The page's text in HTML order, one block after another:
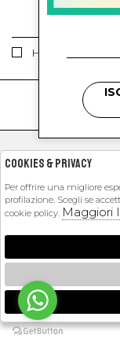
Ho letto ed
2026 Petit Pasha -
🍪
Cookies & Privacy
Per offrire una migliore
profilazione. Scegli se
cookie policy. Maggiori